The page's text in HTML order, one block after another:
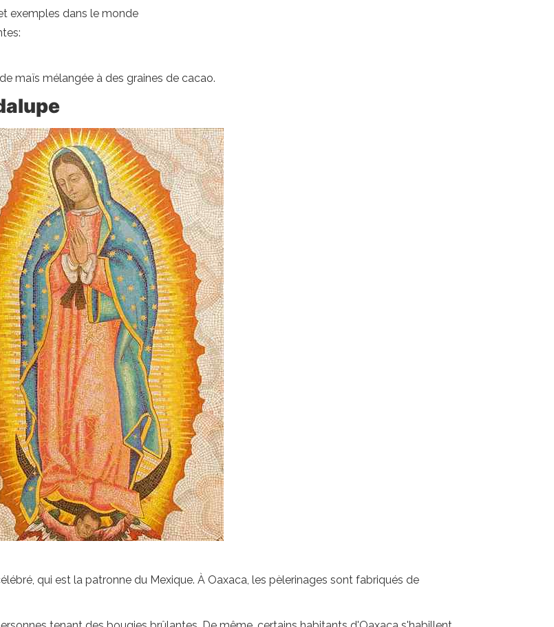
exemples dans le monde
maïs mélangée à des graines de cacao.
qui est la patronne du Mexique. À Oaxaca, les pèlerinages sont fabriqués de